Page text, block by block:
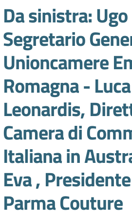
e
Statistica
Orientamento
lavoro
Promozione
e
Innovazione
Internazionalizzazione
delle
Imprese
Da sinistra:
Segretario
Unioncamere
Romagna -
Leonardis,
Camera di
Italiana in
Eva ,
Parma Couture